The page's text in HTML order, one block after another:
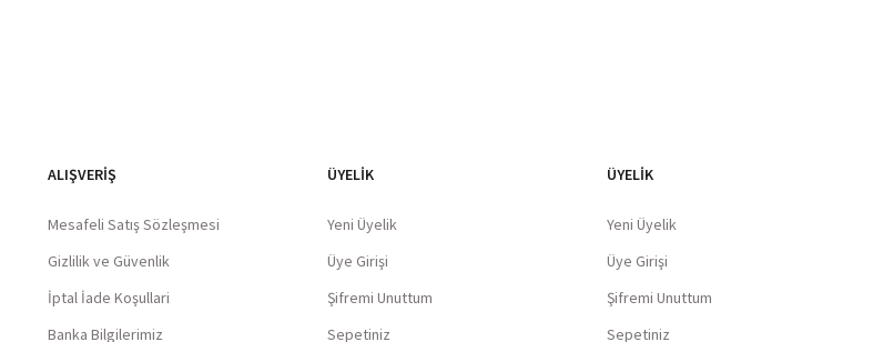
ALIŞVERIŞ
Mesafeli Satış Sözleşmesi
Gizlilik ve Güvenlik
İptal İade Koşullari
Banka Bilgilerimiz
ÜYELİK
Yeni Üyelik
Üye Girişi
Şifremi Unuttum
Sepetiniz
ÜYELİK
Yeni Üyelik
Üye Girişi
Şifremi Unuttum
Sepetiniz